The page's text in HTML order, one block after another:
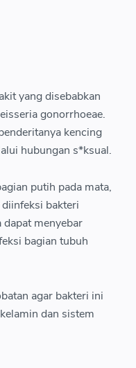
yang disebabkan
gonorrhoeae.
kencing
hubungan s*ksual.
putih pada mata,
bakteri
menyebar
bagian tubuh
agar bakteri ini
dan sistem